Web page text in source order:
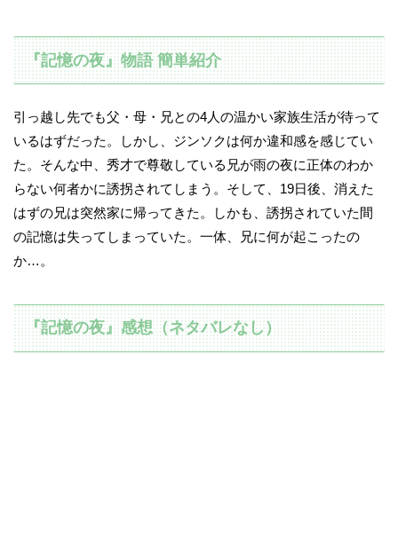
『記憶の夜』物語 簡単紹介
引っ越し先でも父・母・兄との4人の温かい家族生活が待って
いるはずだった。しかし、ジンソクは何か違和感を感じてい
た。そんな中、秀才で尊敬している兄が雨の夜に正体のわか
らない何者かに誘拐されてしまう。そして、19日後、消えた
はずの兄は突然家に帰ってきた。しかも、誘拐されていた間
の記憶は失ってしまっていた。一体、兄に何が起こったの
か…。
『記憶の夜』感想（ネタバレなし）